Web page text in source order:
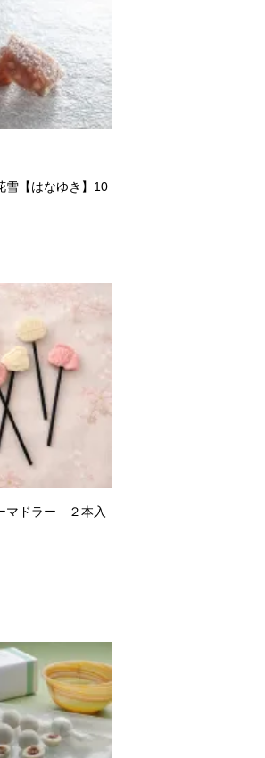
【はなゆき】10
マドラー ２本入